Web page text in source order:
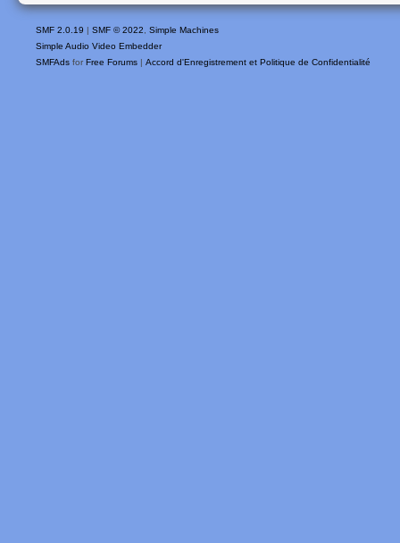
SMF 2.0.19 | SMF © 2022
Simple Machines
Simple Audio Video Embedder
SMFAds for Free Forums | Accord d'Enregistrement et Politique de Confidentialité